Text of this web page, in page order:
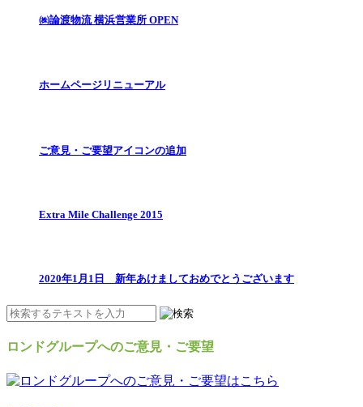
㈱論渡物流 横浜営業所 OPEN
ホームページリニューアル
ご意見・ご要望アイコンの追加
Extra Mile Challenge 2015
2020年1月1日 新年あけましておめでとうございます
ロンドグループへのご意見・ご要望